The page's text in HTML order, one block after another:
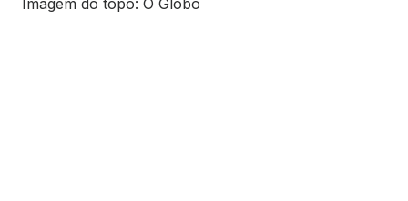
Imagem do topo: O Globo